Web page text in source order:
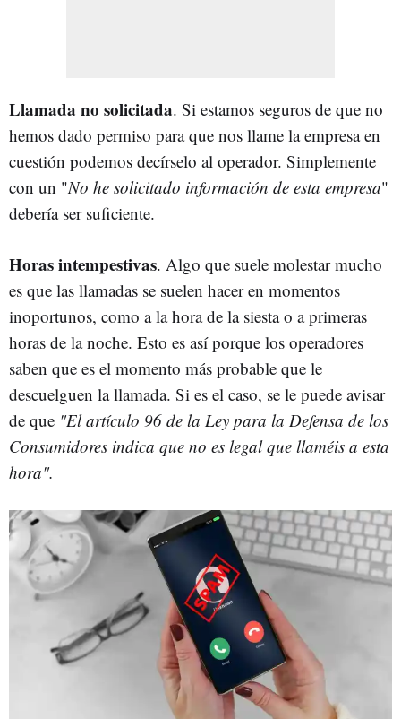
Llamada no solicitada. Si estamos seguros de que no
hemos dado permiso para que nos llame la empresa en
cuestión podemos decírselo al operador. Simplemente
con un "No he solicitado información de esta empresa"
debería ser suficiente.
Horas intempestivas. Algo que suele molestar mucho
es que las llamadas se suelen hacer en momentos
inoportunos, como a la hora de la siesta o a primeras
horas de la noche. Esto es así porque los operadores
saben que es el momento más probable que le
descuelguen la llamada. Si es el caso, se le puede avisar
de que "El artículo 96 de la Ley para la Defensa de los
Consumidores indica que no es legal que llaméis a esta
hora".